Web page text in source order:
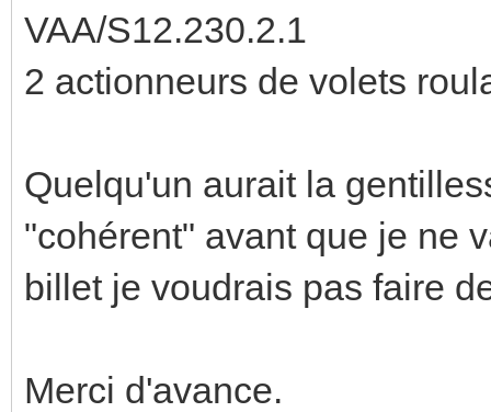
VAA/S12.230.2.1
2 actionneurs de volets
Quelqu'un aurait la
"cohérent" avant que je ne
billet je voudrais pas faire
Merci d'avance.